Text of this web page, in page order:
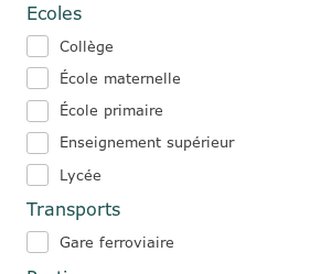
Ecoles
Collège
École maternelle
École primaire
Enseignement supérieur
Lycée
Transports
Gare ferroviaire